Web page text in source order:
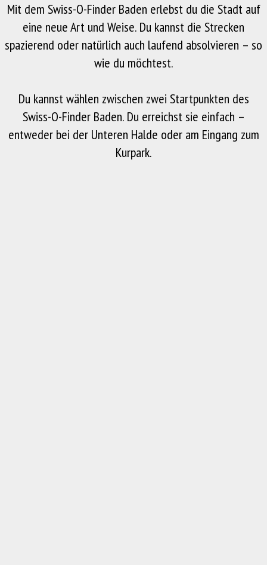
Mit dem Swiss-O-Finder Baden erlebst du die Stadt auf
eine neue Art und Weise. Du kannst die Strecken
spazierend oder natürlich auch laufend absolvieren – so
wie du möchtest.
Du kannst wählen zwischen zwei Startpunkten des
Swiss-O-Finder Baden. Du erreichst sie einfach –
entweder bei der Unteren Halde oder am Eingang zum
Kurpark.